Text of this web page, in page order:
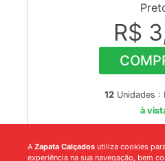
R$
12Unidades :
à
A Zapata Calçados utiliza cookies
experiência na sua navegação, bem